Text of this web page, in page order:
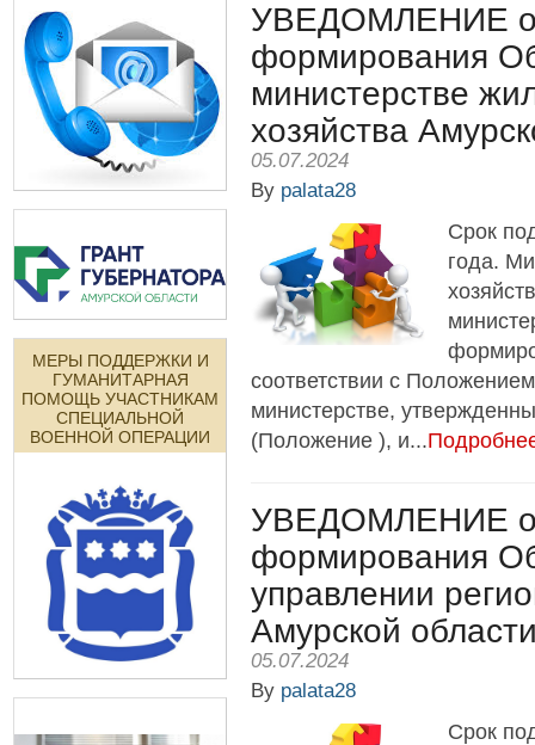
МЕРЫ ПОДДЕРЖКИ И
ГУМАНИТАРНАЯ
ПОМОЩЬ УЧАСТНИКАМ
СПЕЦИАЛЬНОЙ
ВОЕННОЙ ОПЕРАЦИИ
УВЕДОМЛЕНИЕ о
формирования
министерстве
хозяйства
05.07.2024
By palata28
Срок
года.
соответствии с
министерстве,
(Положение ), и...
УВЕДОМЛЕНИЕ о
формирования
управлении
Амурской
05.07.2024
By palata28
Срок